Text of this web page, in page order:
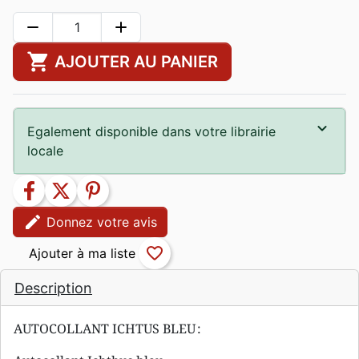
Description
AUTOCOLLANT ICHTUS BLEU :
remove add
shopping_cart AJOUTER AU PANIER
Egalement disponible dans votre librairie
locale
facebook twitter
pinterest
edit Donnez votre avis
favorite_border